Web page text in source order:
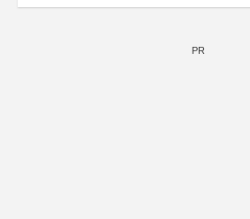
PR